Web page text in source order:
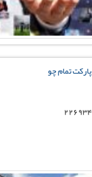
تمام چو